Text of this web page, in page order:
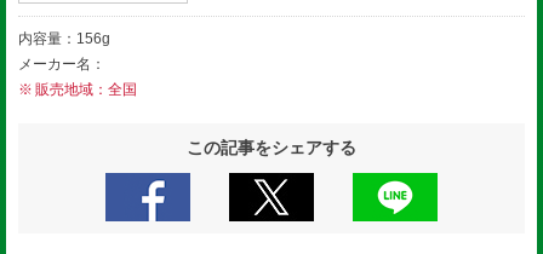
内容量：156g
メーカー名：
販売地域：全国
この記事をシェアする